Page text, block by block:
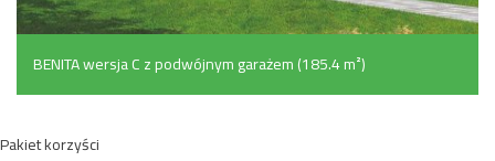
BENITA wersja C z podwójnym garażem (185.4 m²)
Pakiet korzyści